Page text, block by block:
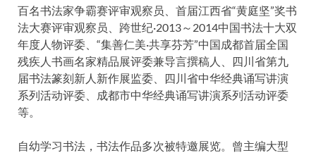
百名书法家争霸赛评审观察员、首届江西省“黄庭坚”奖书
法大赛评审观察员、跨世纪·2013～2014中国书法十大双
年度人物评委、“集善仁美·共享芬芳”中国成都首届全国
残疾人书画名家精品展评委兼导言撰稿人、四川省第九
届书法篆刻新人新作展监委、四川省中华经典诵写讲演
系列活动评委、成都市中华经典诵写讲演系列活动评委
等。
自幼学习书法，书法作品多次被特邀展览。曾主编大型